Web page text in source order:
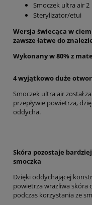
Smoczek ultra air 2
Sterylizator/etui
Wersja świecąca w
zawsze łatwe do
Wykonany w 80% z
4 wyjątkowo duże
Smoczek ultra air został
przepływie powietrza,
oddycha.
Skóra pozostaje
smoczka
Dzięki oddychającej
powietrza wrażliwa skóra
podczas korzystania ze